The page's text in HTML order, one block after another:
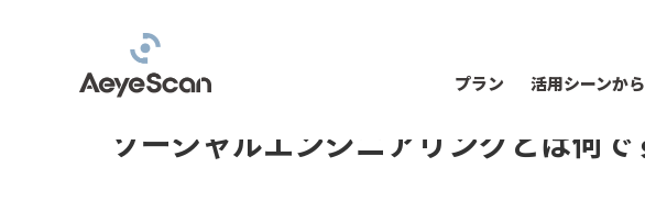
プラン 活用シーンか
ソーシャルエンジニアリングとは何で